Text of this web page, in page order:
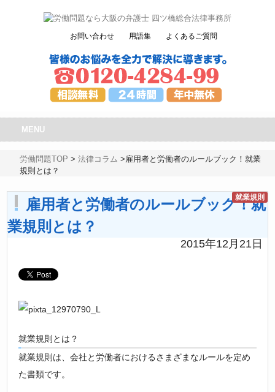
お問い合わせ 用語集 よくあるご質問
MENU
労働問題TOP>法律コラム >雇用者と労働者のルールブック！就業
規則とは？
雇用者と労働者のルールブック！就
業規則とは？
就業規則
2015年12月21日
就業規則とは？
就業規則は、会社と労働者におけるさまざまなルールを定め
た書類です。